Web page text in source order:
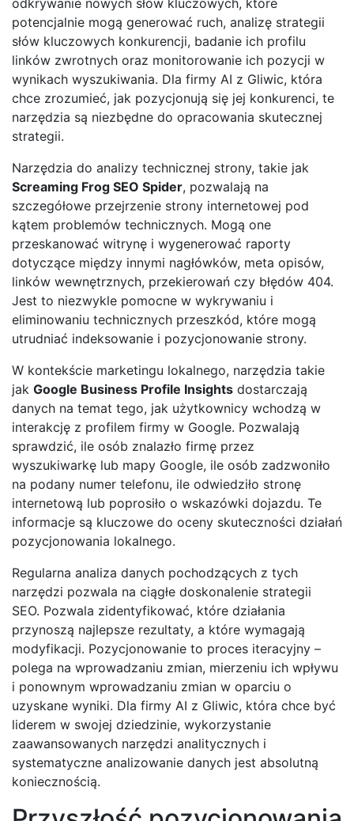
potencjalnie mogą generować ruch, analizę strategii
słów kluczowych konkurencji, badanie ich profilu
linków zwrotnych oraz monitorowanie ich pozycji w
wynikach wyszukiwania. Dla firmy AI z Gliwic, która
chce zrozumieć, jak pozycjonują się jej konkurenci, te
narzędzia są niezbędne do opracowania skutecznej
strategii.
Narzędzia do analizy technicznej strony, takie jak
Screaming Frog SEO Spider, pozwalają na
szczegółowe przejrzenie strony internetowej pod
kątem problemów technicznych. Mogą one
przeskanować witrynę i wygenerować raporty
dotyczące między innymi nagłówków, meta opisów,
linków wewnętrznych, przekierowań czy błędów 404.
Jest to niezwykle pomocne w wykrywaniu i
eliminowaniu technicznych przeszkód, które mogą
utrudniać indeksowanie i pozycjonowanie strony.
W kontekście marketingu lokalnego, narzędzia takie
jak Google Business Profile Insights dostarczają
danych na temat tego, jak użytkownicy wchodzą w
interakcję z profilem firmy w Google. Pozwalają
sprawdzić, ile osób znalazło firmę przez
wyszukiwarkę lub mapy Google, ile osób zadzwoniło
na podany numer telefonu, ile odwiedziło stronę
internetową lub poprosiło o wskazówki dojazdu. Te
informacje są kluczowe do oceny skuteczności działań
pozycjonowania lokalnego.
Regularna analiza danych pochodzących z tych
narzędzi pozwala na ciągłe doskonalenie strategii
SEO. Pozwala zidentyfikować, które działania
przynoszą najlepsze rezultaty, a które wymagają
modyfikacji. Pozycjonowanie to proces iteracyjny –
polega na wprowadzaniu zmian, mierzeniu ich wpływu
i ponownym wprowadzaniu zmian w oparciu o
uzyskane wyniki. Dla firmy AI z Gliwic, która chce być
liderem w swojej dziedzinie, wykorzystanie
zaawansowanych narzędzi analitycznych i
systematyczne analizowanie danych jest absolutną
koniecznością.